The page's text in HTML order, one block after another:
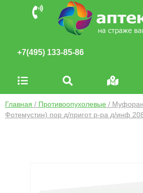
+7(495) 133-85-86
Главная / Противоопухолевые /
Фотемустин) пор д/пригот р-ра д/инф